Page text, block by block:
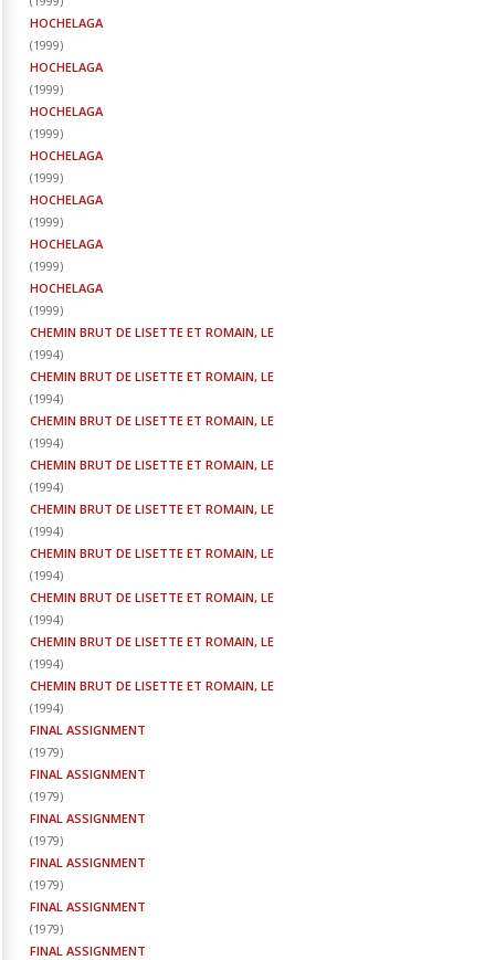
HOCHELAGA
(1999)
HOCHELAGA
(1999)
HOCHELAGA
(1999)
HOCHELAGA
(1999)
HOCHELAGA
(1999)
HOCHELAGA
(1999)
HOCHELAGA
(1999)
CHEMIN BRUT DE LISETTE ET ROMAIN, LE
(1994)
CHEMIN BRUT DE LISETTE ET ROMAIN, LE
(1994)
CHEMIN BRUT DE LISETTE ET ROMAIN, LE
(1994)
CHEMIN BRUT DE LISETTE ET ROMAIN, LE
(1994)
CHEMIN BRUT DE LISETTE ET ROMAIN, LE
(1994)
CHEMIN BRUT DE LISETTE ET ROMAIN, LE
(1994)
CHEMIN BRUT DE LISETTE ET ROMAIN, LE
(1994)
CHEMIN BRUT DE LISETTE ET ROMAIN, LE
(1994)
CHEMIN BRUT DE LISETTE ET ROMAIN, LE
(1994)
FINAL ASSIGNMENT
(1979)
FINAL ASSIGNMENT
(1979)
FINAL ASSIGNMENT
(1979)
FINAL ASSIGNMENT
(1979)
FINAL ASSIGNMENT
(1979)
FINAL ASSIGNMENT